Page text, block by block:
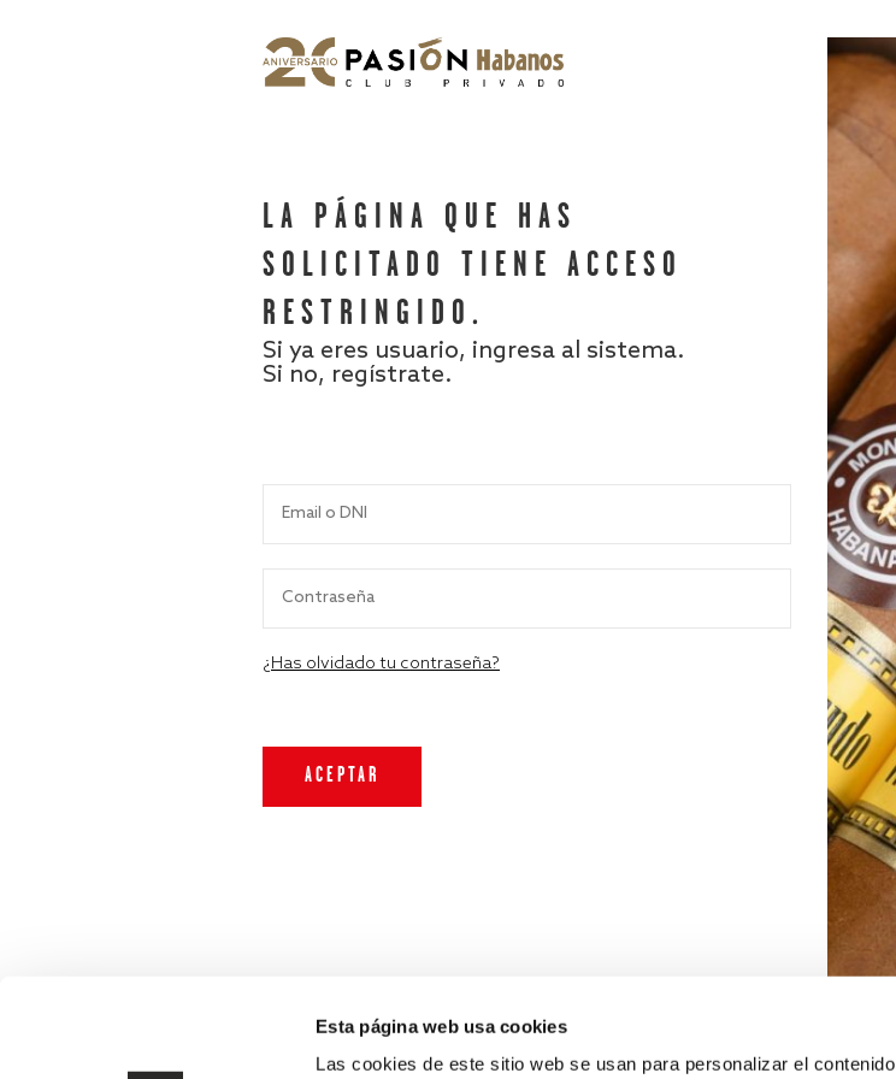
Esta página web usa cookies
Las cookies de este sitio web se usan para personalizar el
LA PÁGINA QUE HAS
SOLICITADO TIENE ACCESO
RESTRINGIDO.
Si ya eres usuario, ingresa al sistema.
Si no, regístrate.
¿Has olvidado tu contraseña?